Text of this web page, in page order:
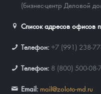
(бизнес-центр Деловой
Список адресов офисов
Телефон: +7 (991) 238-
Телефон: 8 (800) 500-08-
Email: mail@zoloto-md.ru